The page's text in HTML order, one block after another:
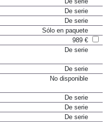
De serie
De serie
Sólo en paquete
989 €
De serie
De serie
No disponible
De serie
De serie
De serie